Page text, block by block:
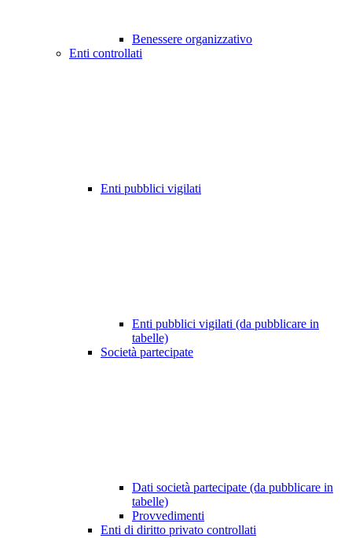
Benessere organizzativo
Enti controllati
Enti pubblici vigilati
Enti pubblici vigilati (da pubblicare in
tabelle)
Società partecipate
Dati società partecipate (da pubblicare in
tabelle)
Provvedimenti
Enti di diritto privato controllati